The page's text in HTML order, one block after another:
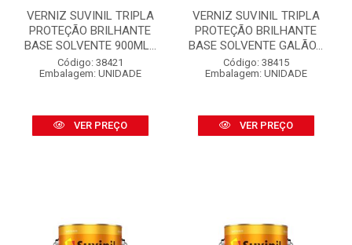
VERNIZ SUVINIL TRIPLA
PROTEÇÃO BRILHANTE
BASE SOLVENTE 900ML...
Código: 38421
Embalagem: UNIDADE
VER PREÇO
VERNIZ SUVINIL TRIPLA
PROTEÇÃO BRILHANTE
BASE SOLVENTE GALÃO...
Código: 38415
Embalagem: UNIDADE
VER PREÇO